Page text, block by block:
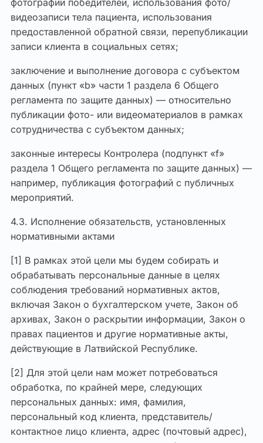
фотографий победителей, использования фото/
видеозаписи тела пациента, использования
предоставленной обратной связи, перепубликации
записи клиента в социальных сетях;
заключение и выполнение договора с субъектом
данных (пункт «b» части 1 раздела 6 Общего
регламента по защите данных) — относительно
публикации фото- или видеоматериалов в рамках
сотрудничества с субъектом данных;
законные интересы Контролера (подпункт «f»
раздела 1 Общего регламента по защите данных) —
например, публикация фотографий с публичных
мероприятий.
4.3. Исполнение обязательств, установленных
нормативными актами
[1] В рамках этой цели мы будем собирать и
обрабатывать персональные данные в целях
соблюдения требований нормативных актов,
включая Закон о бухгалтерском учете, Закон об
архивах, Закон о раскрытии информации, Закон о
правах пациентов и другие нормативные акты,
действующие в Латвийской Республике.
[2] Для этой цели нам может потребоваться
обработка, по крайней мере, следующих
персональных данных: имя, фамилия,
персональный код клиента, представитель/
контактное лицо клиента, адрес (почтовый адрес),